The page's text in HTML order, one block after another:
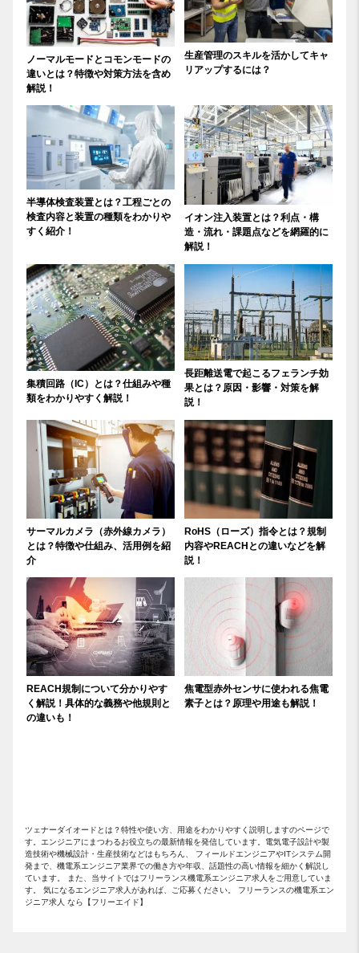
ノーマルモードとコモンモードの
違いとは？特徴や対策方法を含め
解説！
生産管理のスキルを活かしてキャ
リアップするには？
半導体検査装置とは？工程ごとの
検査内容と装置の種類をわかりや
すく紹介！
イオン注入装置とは？利点・構
造・流れ・課題点などを網羅的に
解説！
集積回路（IC）とは？仕組みや種
類をわかりやすく解説！
長距離送電で起こるフェランチ効
果とは？原因・影響・対策を解
説！
サーマルカメラ（赤外線カメラ）
とは？特徴や仕組み、活用例を紹
介
RoHS（ローズ）指令とは？規制
内容やREACHとの違いなどを解
説！
REACH規制について分かりやす
く解説！具体的な義務や他規則と
の違いも！
焦電型赤外センサに使われる焦電
素子とは？原理や用途も解説！
ツェナーダイオードとは？特性や使い方、用途をわかりやすく説明しますのページで
す。エンジニアにまつわるお役立ちの最新情報を発信しています。電気電子設計や製
造技術や機械設計・生産技術などはもちろん、 フィールドエンジニアやITシステム開
発まで、機電系エンジニア業界での働き方や年収、話題性の高い情報を細かく解説し
ています。 また、当サイトではフリーランス機電系エンジニア求人をご用意していま
す。 気になるエンジニア求人があれば、ご応募ください。 フリーランスの機電系エン
ジニア求人 なら【フリーエイド】